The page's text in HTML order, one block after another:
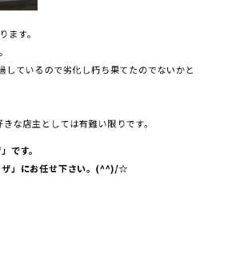
す。
ているので劣化し朽ち果てたのでないかと
な店主としては有難い限りです。
です。
ザ」にお任せ下さい。(^^)/☆